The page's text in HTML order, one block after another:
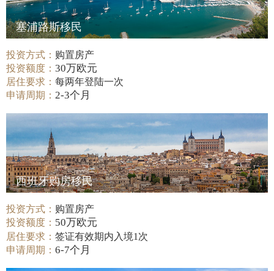
塞浦路斯移民
投资方式： 购置房产
投资额度：30万欧元
居住要求：每两年登陆一次
申请周期： 2-3个月
西班牙购房移民
投资方式： 购置房产
投资额度： 50万欧元
居住要求：签证有效期内入境1次
申请周期：6-7个月